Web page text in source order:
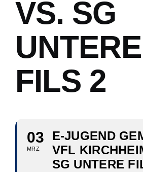
VS. SG
UNTERE
FILS 2
03
MRZ
E-JUGEND
VFL
SG UNTERE